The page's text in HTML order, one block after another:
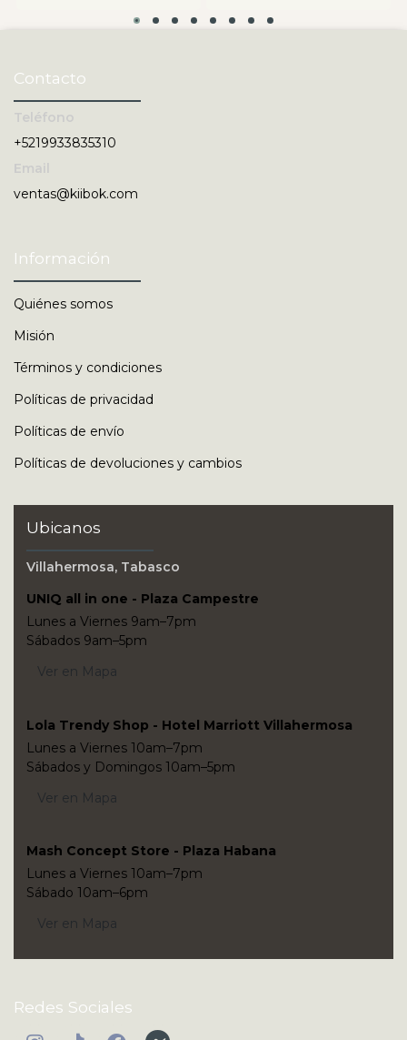
Contacto
+5219933835310
ventas@kiibok.com
Información
Quiénes somos
Misión
Términos y condiciones
Políticas de privacidad
Políticas de envío
Políticas de devoluciones y cambios
Ubicanos
Villahermosa, Tabasco
UNIQ all in one - Plaza Campestre
Lunes a Viernes 9am–7pm
Sábados 9am–5pm
Ver en Mapa
Lola Trendy Shop - Hotel Marriott Villahermosa
Lunes a Viernes 10am–7pm
Sábados y Domingos 10am–5pm
Ver en Mapa
Mash Concept Store - Plaza Habana
Lunes a Viernes 10am–7pm
Sábado 10am–6pm
Ver en Mapa
Redes Sociales